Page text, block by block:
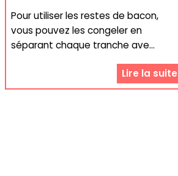
Pour utiliser les restes de bacon,
vous pouvez les congeler en
séparant chaque tranche ave...
Lire la suite